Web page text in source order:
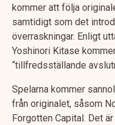
kommer att följa
samtidigt som det
överraskningar. Enligt
Yoshinori Kitase
“tillfredsställande
Spelarna kommer
från originalet, såsom
Forgotten Capital. Det